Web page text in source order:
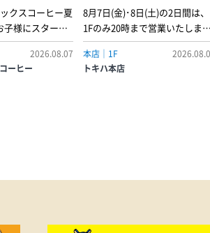
スタ体験＆夏の
ーの未来、環
クスコーヒー夏
子様にスターバ
を通じて、コー
地球環境の事な
て楽しく学ぶ
パックのリサイ
み、大分市の環
2026.08.07
ーヒー
8月7日(金)･8日(土)の2日間は、
1Fのみ20時まで営業いたしま
す。その他のフロア･トキハ会
は18:30までの営業となります
本店｜1F
トキハ本店